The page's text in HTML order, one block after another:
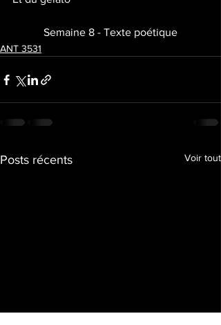
Semaine 8 - Texte poétique
ANT 3531
Posts récents Voir tout